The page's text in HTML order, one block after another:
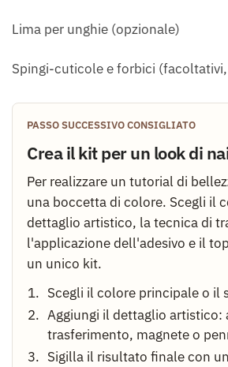
Lima per unghie (opzionale)
Spingi-cuticole e forbici
PASSO SUCCESSIVO CONSIGLIATO
Crea il kit per un look di
Per realizzare un tutorial di
una boccetta di colore. Scegli il
dettaglio artistico, la tecnica di
l'applicazione dell'adesivo e il
un unico kit.
Scegli il colore principale o il
Aggiungi il dettaglio artistico:
trasferimento, magnete o
Sigilla il risultato finale con